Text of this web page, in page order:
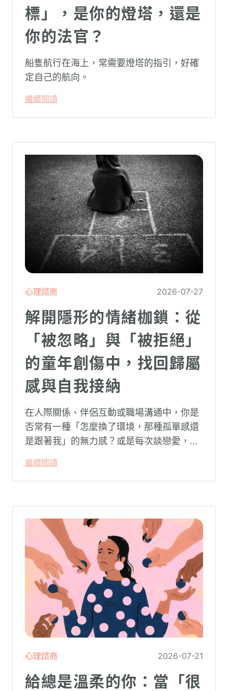
標」，是你的燈塔，還是
你的法官？
船隻航行在海上，常需要燈塔的指引，好確
定自己的航向。
繼續閱讀
心理諮商 2026-07-27
解開隱形的情緒枷鎖：從
「被忽略」與「被拒絕」
的童年創傷中，找回歸屬
感與自我接納
在人際關係、伴侶互動或職場溝通中，你是
否常有一種「怎麼換了環境，那種孤單感還
是跟著我」的無力感？或是每次談戀愛，總
卻演變成兩敗俱傷？
繼續閱讀
心理諮商 2026-07-21
給總是溫柔的你：當「很